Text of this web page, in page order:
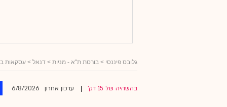
גלובס פיננסי > בורסת ת"א - מניות > דנאל > עסקאות
בהשהיה של 15 דק' עדכון אחרון 6/8/2026